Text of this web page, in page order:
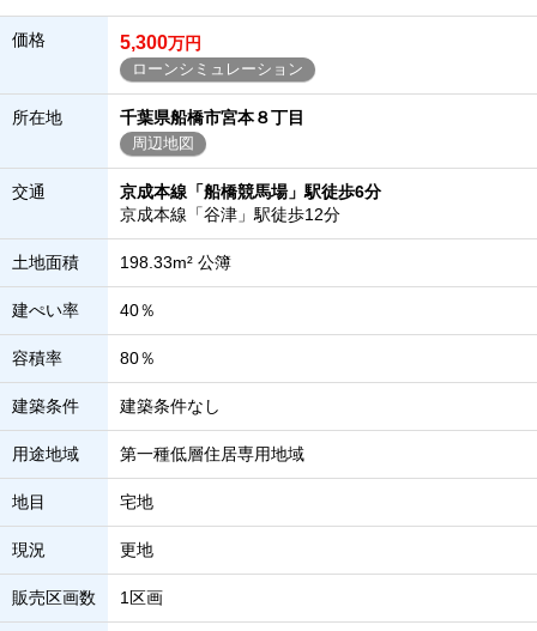
価格 5,300万円
ローンシミュレーション
所在地 千葉県船橋市宮本８丁目
周辺地図
交通
京成本線「船橋競馬場」駅徒歩6分
京成本線「谷津」駅徒歩12分
土地面積 198.33m² 公簿
建ぺい率 40％
容積率 80％
建築条件 建築条件なし
用途地域 第一種低層住居専用地域
地目 宅地
現況 更地
販売区画数 1区画